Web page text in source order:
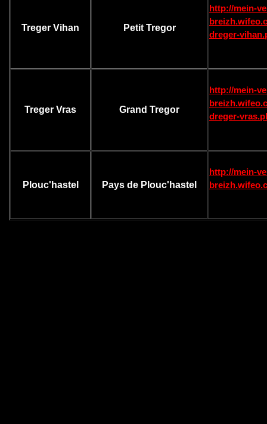
Treger Vihan Petit Tregor
http://mein-
dreger-
Treger Vras Grand Tregor
http://mein-
dreger-
Plouc'hastel Pays de Plouc'hastel
http://mein-